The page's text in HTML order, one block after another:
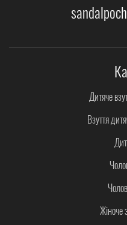
Дитяче
Взуття
Жіноче